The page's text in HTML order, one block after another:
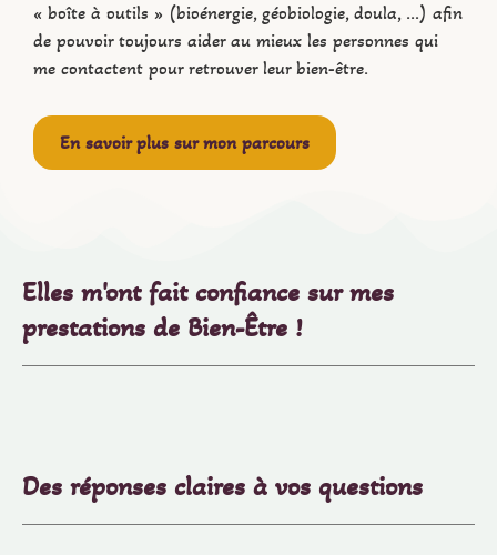
« boîte à outils » (bioénergie, géobiologie, doula, …) afin
de pouvoir toujours aider au mieux les personnes qui
me contactent pour retrouver leur bien-être.
En savoir plus sur mon parcours
Elles m'ont fait confiance sur mes
prestations de Bien-Être !
Des réponses claires à vos questions